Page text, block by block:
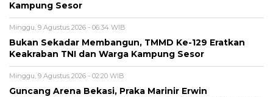
Kampung Sesor
Minggu, 9 Agustus 2026 - 06:34 WIB
Bukan Sekadar Membangun, TMMD Ke-129 Eratkan
Keakraban TNI dan Warga Kampung Sesor
Minggu, 9 Agustus 2026 - 02:20 WIB
Guncang Arena Bekasi, Praka Marinir Erwin